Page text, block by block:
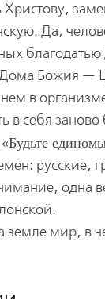
Да,
благодатью
Дома Божия —
в
в себя
Будьте
русские,
одна
мир, в